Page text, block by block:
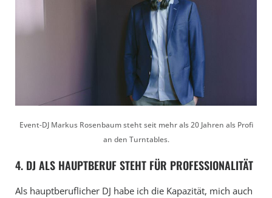
Event-DJ Markus Rosenbaum steht seit mehr als 20 Jahren als Profi
an den Turntables.
4. DJ ALS HAUPTBERUF STEHT FÜR PROFESSIONALITÄT
Als hauptberuflicher DJ habe ich die Kapazität, mich auch